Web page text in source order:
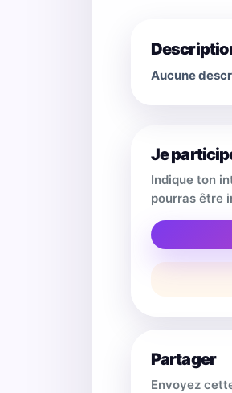
Aucune
Je
Indique ton
pourras être
Partager
Envoyez